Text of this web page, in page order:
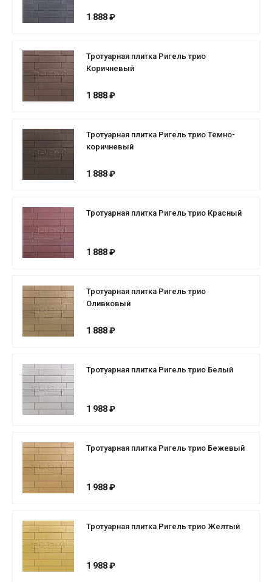
1 888 ₽
Тротуарная плитка Ригель трио
Коричневый
1 888 ₽
Тротуарная плитка Ригель трио Темно-
коричневый
1 888 ₽
Тротуарная плитка Ригель трио Красный
1 888 ₽
Тротуарная плитка Ригель трио
Оливковый
1 888 ₽
Тротуарная плитка Ригель трио Белый
1 988 ₽
Тротуарная плитка Ригель трио Бежевый
1 988 ₽
Тротуарная плитка Ригель трио Желтый
1 988 ₽